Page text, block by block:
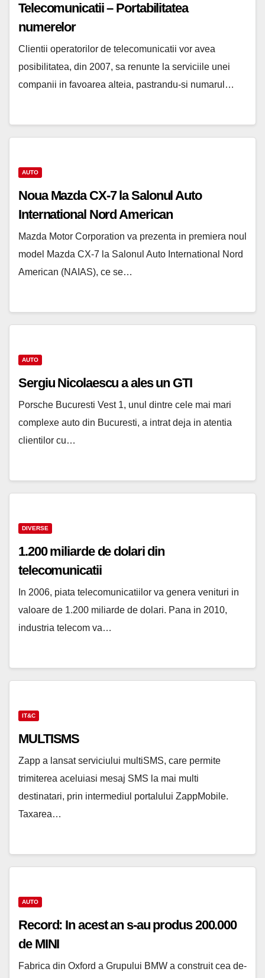
Telecomunicatii – Portabilitatea
numerelor
Clientii operatorilor de telecomunicatii vor avea
posibilitatea, din 2007, sa renunte la serviciile unei
companii in favoarea alteia, pastrandu-si numarul…
AUTO
Noua Mazda CX-7 la Salonul Auto
International Nord American
Mazda Motor Corporation va prezenta in premiera noul
model Mazda CX-7 la Salonul Auto International Nord
American (NAIAS), ce se…
AUTO
Sergiu Nicolaescu a ales un GTI
Porsche Bucuresti Vest 1, unul dintre cele mai mari
complexe auto din Bucuresti, a intrat deja in atentia
clientilor cu…
DIVERSE
1.200 miliarde de dolari din
telecomunicatii
In 2006, piata telecomunicatiilor va genera venituri in
valoare de 1.200 miliarde de dolari. Pana in 2010,
industria telecom va…
IT&C
MULTISMS
Zapp a lansat serviciului multiSMS, care permite
trimiterea aceluiasi mesaj SMS la mai multi
destinatari, prin intermediul portalului ZappMobile.
Taxarea…
AUTO
Record: In acest an s-au produs 200.000
de MINI
Fabrica din Oxford a Grupului BMW a construit cea de-